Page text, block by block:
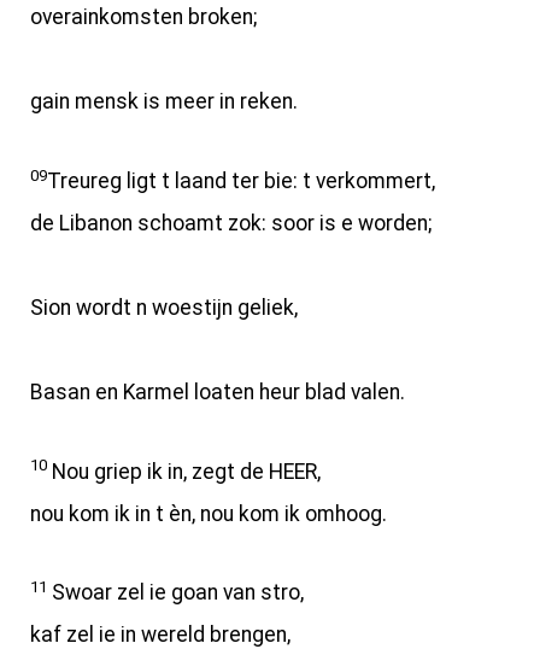
overainkomsten broken;
gain mensk is meer in reken.
09Treureg ligt t laand ter bie: t verkommert,
de Libanon schoamt zok: soor is e worden;
Sion wordt n woestijn geliek,
Basan en Karmel loaten heur blad valen.
10 Nou griep ik in, zegt de HEER,
nou kom ik in t èn, nou kom ik omhoog.
11 Swoar zel ie goan van stro,
kaf zel ie in wereld brengen,